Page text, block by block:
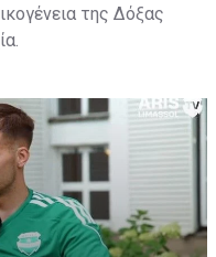
της Δόξας